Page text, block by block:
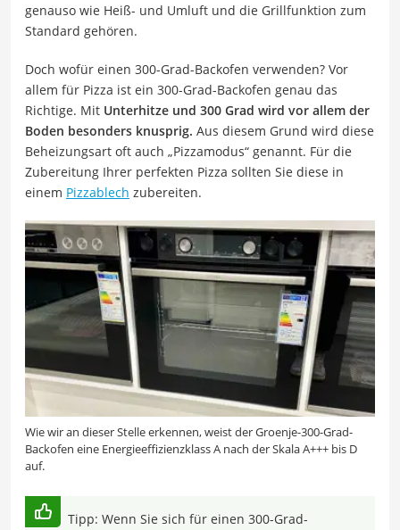
genauso wie Heiß- und Umluft und die Grillfunktion zum
Standard gehören.
Doch wofür einen 300-Grad-Backofen verwenden? Vor
allem für Pizza ist ein 300-Grad-Backofen genau das
Richtige. Mit Unterhitze und 300 Grad wird vor allem der
Boden besonders knusprig. Aus diesem Grund wird diese
Beheizungsart oft auch „Pizzamodus“ genannt. Für die
Zubereitung Ihrer perfekten Pizza sollten Sie diese in
einem Pizzablech zubereiten.
Wie wir an dieser Stelle erkennen, weist der Groenje-300-Grad-
Backofen eine Energieeffizienzklass A nach der Skala A+++ bis D
auf.
Tipp: Wenn Sie sich für einen 300-Grad-